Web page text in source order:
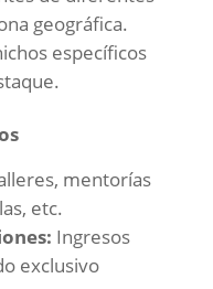
geográfica.
específicos
mentorías
etc.
Ingresos
exclusivo